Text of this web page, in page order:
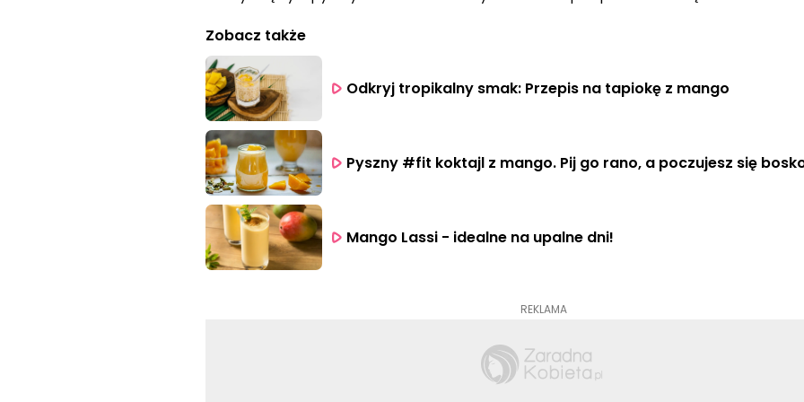
Zobacz także
Odkryj tropikalny smak: Przepis na tapiokę z mango
Pyszny #fit koktajl z mango. Pij go rano, a poczujesz się
Mango Lassi - idealne na upalne dni!
REKLAMA